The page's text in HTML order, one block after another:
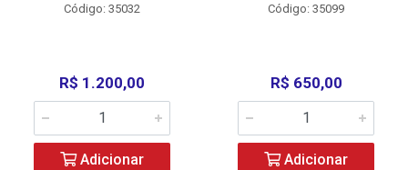
Código: 35032
R$ 1.200,00
Adicionar
Código: 35099
R$ 650,00
Adicionar